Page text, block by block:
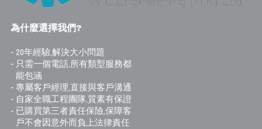
為什麼選擇我們?
- 20年經驗,解決大小問題
- 只需一個電話,所有類型服務都
能包涵
- 專屬客戶經理,直接與客戶溝通
- 自家全職工程團隊,質素有保證
- 已購買第三者責任保險,保障客
戶不會因意外而負上法律責任